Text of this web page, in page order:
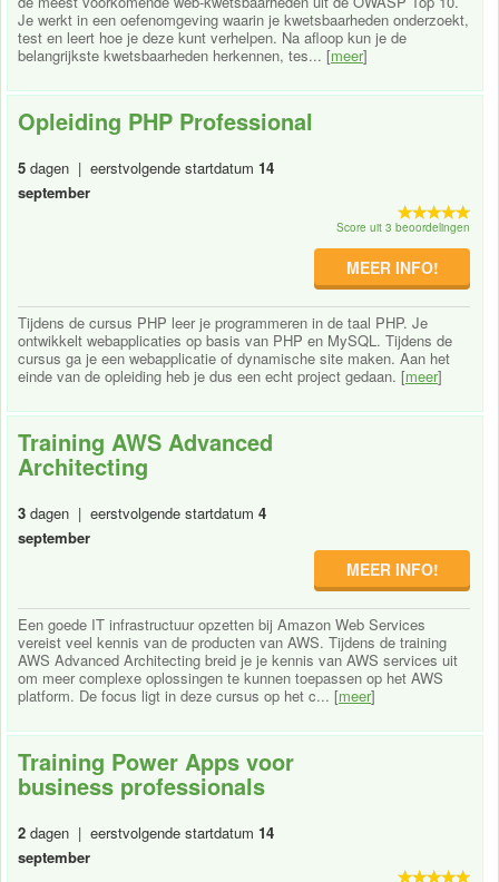
Je werkt in een oefenomgeving waarin je kwetsbaarheden onderzoekt,
test en leert hoe je deze kunt verhelpen. Na afloop kun je de
belangrijkste kwetsbaarheden herkennen, tes... [meer]
Opleiding PHP Professional
5 dagen | eerstvolgende startdatum 14
september
Score uit 3 beoordelingen
MEER INFO!
Tijdens de cursus PHP leer je programmeren in de taal PHP. Je
ontwikkelt webapplicaties op basis van PHP en MySQL. Tijdens de
cursus ga je een webapplicatie of dynamische site maken. Aan het
einde van de opleiding heb je dus een echt project gedaan. [meer]
Training AWS Advanced
Architecting
3 dagen | eerstvolgende startdatum 4
september
MEER INFO!
Een goede IT infrastructuur opzetten bij Amazon Web Services
vereist veel kennis van de producten van AWS. Tijdens de training
AWS Advanced Architecting breid je je kennis van AWS services uit
om meer complexe oplossingen te kunnen toepassen op het AWS
platform. De focus ligt in deze cursus op het c... [meer]
Training Power Apps voor
business professionals
2 dagen | eerstvolgende startdatum 14
september